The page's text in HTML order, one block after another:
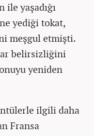
yaşadığı
yediği tokat,
meşgul etmişti.
belirsizliğini
yeniden
ilgili daha
Fransa